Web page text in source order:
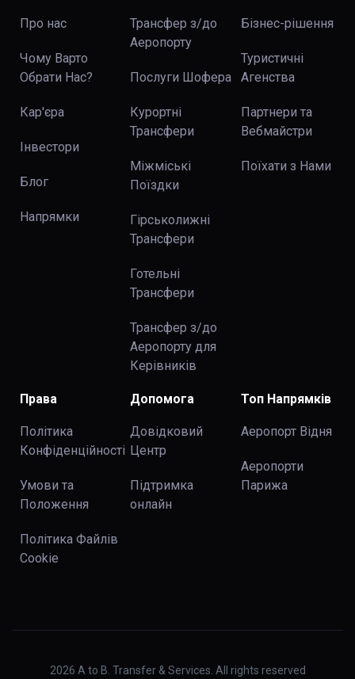
Про нас
Чому Варто
Обрати Нас?
Кар'єра
Інвестори
Блог
Напрямки
Трансфер з/до
Аеропорту
Послуги Шофера
Курортні
Трансфери
Міжміські
Поїздки
Гірськолижні
Трансфери
Готельні
Трансфери
Трансфер з/до
Аеропорту для
Керівників
Бізнес-рішення
Туристичні
Агенства
Партнери та
Вебмайстри
Поїхати з Нами
Права
Політика
Конфіденційності
Умови та
Положення
Політика Файлів
Cookie
Допомога
Довідковий
Центр
Підтримка
онлайн
Топ Напрямків
Аеропорт Відня
Аеропорти
Парижа
2026 A to B. Transfer & Services. All rights reserved